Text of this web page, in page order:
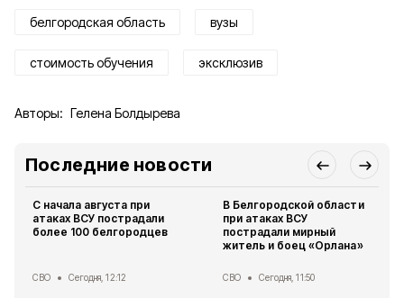
белгородская область вузы
стоимость обучения эксклюзив
Авторы: Гелена Болдырева
Последние новости
С начала августа при
атаках ВСУ пострадали
более 100 белгородцев
СВО Сегодня, 12:12
В Белгородской области
при атаках ВСУ
пострадали мирный
житель и боец «Орлана»
СВО Сегодня, 11:50